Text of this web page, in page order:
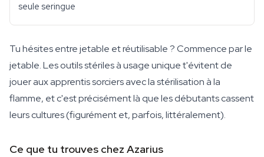
seule seringue
Tu hésites entre jetable et réutilisable ? Commence par le
jetable. Les outils stériles à usage unique t'évitent de
jouer aux apprentis sorciers avec la stérilisation à la
flamme, et c'est précisément là que les débutants cassent
leurs cultures (figurément et, parfois, littéralement).
Ce que tu trouves chez Azarius